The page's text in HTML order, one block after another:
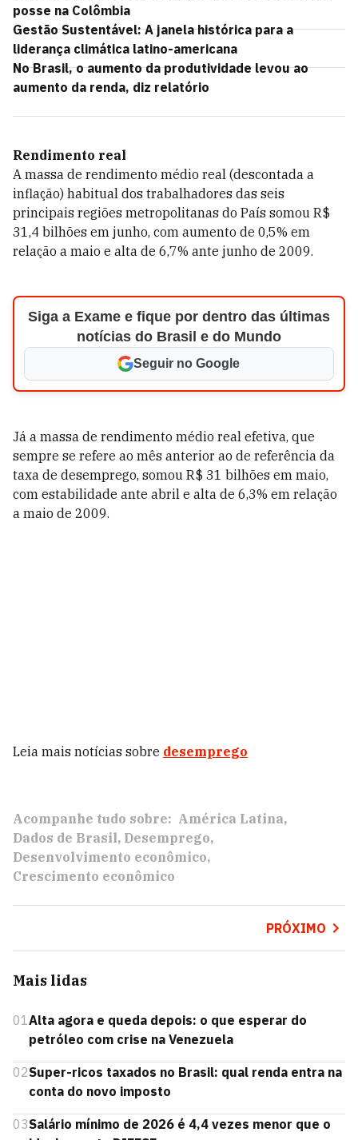
posse na Colômbia
Gestão Sustentável: A janela histórica para a
liderança climática latino-americana
No Brasil, o aumento da produtividade levou ao
aumento da renda, diz relatório
Rendimento real
A massa de rendimento médio real (descontada a
inflação) habitual dos trabalhadores das seis
principais regiões metropolitanas do País somou R$
31,4 bilhões em junho, com aumento de 0,5% em
relação a maio e alta de 6,7% ante junho de 2009.
Siga a Exame e fique por dentro das últimas
notícias do Brasil e do Mundo
Seguir no Google
Já a massa de rendimento médio real efetiva, que
sempre se refere ao mês anterior ao de referência da
taxa de desemprego, somou R$ 31 bilhões em maio,
com estabilidade ante abril e alta de 6,3% em relação
a maio de 2009.
Leia mais notícias sobre desemprego
Acompanhe tudo sobre: América Latina
Dados de Brasil Desemprego
Desenvolvimento econômico
Crescimento econômico
PRÓXIMO
Mais lidas
01Alta agora e queda depois: o que esperar do
petróleo com crise na Venezuela
02Super-ricos taxados no Brasil: qual renda entra na
conta do novo imposto
03Salário mínimo de 2026 é 4,4 vezes menor que o